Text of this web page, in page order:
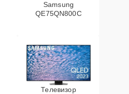
Samsung
QE75QN800C
Телевизор